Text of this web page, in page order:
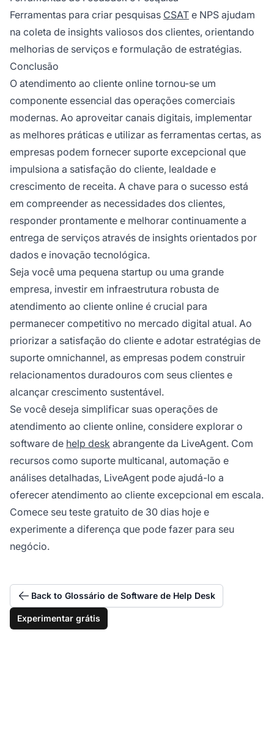
Ferramentas para criar pesquisas CSAT e NPS ajudam
na coleta de insights valiosos dos clientes, orientando
melhorias de serviços e formulação de estratégias.
Conclusão
O atendimento ao cliente online tornou-se um
componente essencial das operações comerciais
modernas. Ao aproveitar canais digitais, implementar
as melhores práticas e utilizar as ferramentas certas, as
empresas podem fornecer suporte excepcional que
impulsiona a satisfação do cliente, lealdade e
crescimento de receita. A chave para o sucesso está
em compreender as necessidades dos clientes,
responder prontamente e melhorar continuamente a
entrega de serviços através de insights orientados por
dados e inovação tecnológica.
Seja você uma pequena startup ou uma grande
empresa, investir em infraestrutura robusta de
atendimento ao cliente online é crucial para
permanecer competitivo no mercado digital atual. Ao
priorizar a satisfação do cliente e adotar estratégias de
suporte omnichannel, as empresas podem construir
relacionamentos duradouros com seus clientes e
alcançar crescimento sustentável.
Se você deseja simplificar suas operações de
atendimento ao cliente online, considere explorar o
software de help desk abrangente da LiveAgent. Com
recursos como suporte multicanal, automação e
análises detalhadas, LiveAgent pode ajudá-lo a
oferecer atendimento ao cliente excepcional em escala.
Comece seu teste gratuito de 30 dias hoje e
experimente a diferença que pode fazer para seu
negócio.
Back to Glossário de Software de Help Desk
Experimentar grátis